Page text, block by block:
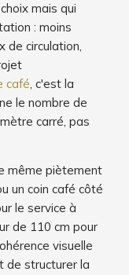
mais qui
: moins
de circulation,
café, c'est la
le nombre de
carré, pas
même piètement
un coin café côté
le service à
de 110 cm pour
visuelle
de structurer la